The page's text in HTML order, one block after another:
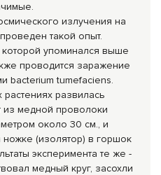
излучения на
такой опыт.
которой упоминался выше
проводится заражение
bacterium tumefaciens.
развилась
из медной проволоки
около 30 см., и
ножке (изолятор) в горшок
эксперимента те же -
медный круг, засохли